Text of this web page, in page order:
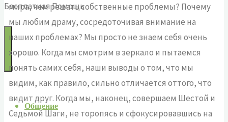
Бесплатная Помощь
Общение
мира, чем решать собственные проблемы? Почему
мы любим драму, сосредоточивая внимание на
наших проблемах? Мы просто не знаем себя очень
хорошо. Когда мы смотрим в зеркало и пытаемся
понять самих себя, наши выводы о том, что мы
видим, как правило, сильно отличается оттого, что
видит друг. Когда мы, наконец, совершаем Шестой и
Седьмой Шаги, не торопясь и сфокусировавшись на